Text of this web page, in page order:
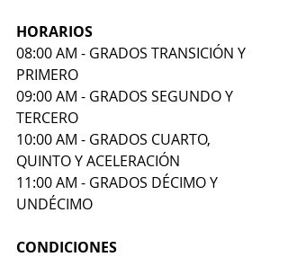
HORARIOS
08:00 AM - GRADOS TRANSICIÓN Y
PRIMERO
09:00 AM - GRADOS SEGUNDO Y
TERCERO
10:00 AM - GRADOS CUARTO,
QUINTO Y ACELERACIÓN
11:00 AM - GRADOS DÉCIMO Y
UNDÉCIMO
CONDICIONES